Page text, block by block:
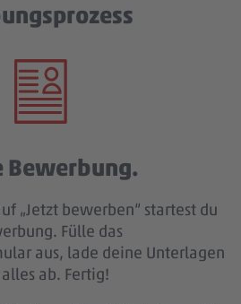
Bewerbung.
„Jetzt bewerben“ startest du
Fülle das
aus, lade deine Unterlagen
ab. Fertig!